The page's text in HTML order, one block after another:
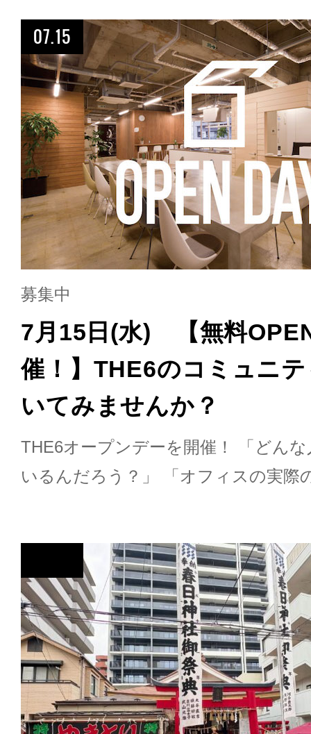
07.15
募集中
7月15日(水) 【無料
催！】THE6のコミュニ
いてみませんか？
THE6オープンデーを開催！ 「どん
いるんだろう？」 「オフィスの実際